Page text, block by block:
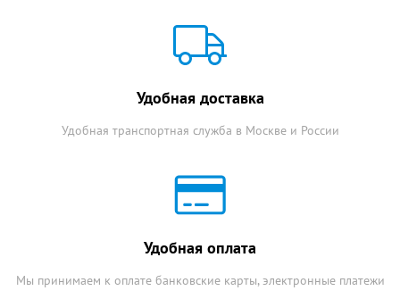
Удобная доставка
Удобная транспортная служба в Москве и России
Удобная оплата
Мы принимаем к оплате банковские карты, электронные платежи